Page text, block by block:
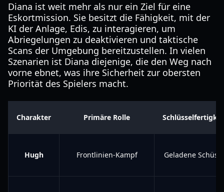
Diana ist weit mehr als nur ein Ziel für eine
Eskortmission. Sie besitzt die Fähigkeit, mit der
KI der Anlage, Edis, zu interagieren, um
Abriegelungen zu deaktivieren und taktische
Scans der Umgebung bereitzustellen. In vielen
Szenarien ist Diana diejenige, die den Weg nach
vorne ebnet, was ihre Sicherheit zur obersten
Priorität des Spielers macht.
Charakter Primäre Rolle
Hugh Frontlinien-Kampf Geladene